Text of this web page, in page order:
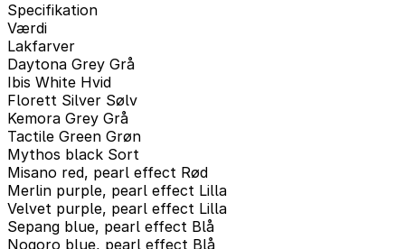
Specifikation
Værdi
Lakfarver
Daytona Grey Grå
Ibis White Hvid
Florett Silver Sølv
Kemora Grey Grå
Tactile Green Grøn
Mythos black Sort
Misano red, pearl effect Rød
Merlin purple, pearl effect Lilla
Velvet purple, pearl effect Lilla
Sepang blue, pearl effect Blå
Nogoro blue, pearl effect Blå